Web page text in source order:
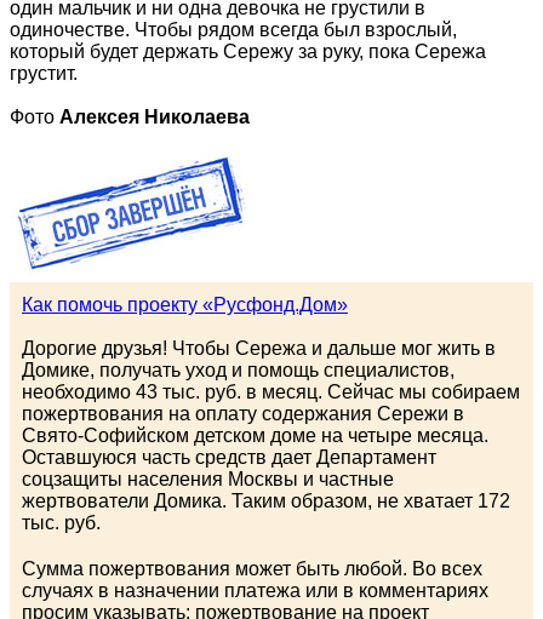
один мальчик и ни одна девочка не грустили в
одиночестве. Чтобы рядом всегда был взрослый,
который будет держать Сережу за руку, пока Сережа
грустит.
Фото Алексея Николаева
Как помочь проекту «Русфонд.Дом»
Дорогие друзья! Чтобы Сережа и дальше мог жить в
Домике, получать уход и помощь специалистов,
необходимо 43 тыс. руб. в месяц. Сейчас мы собираем
пожертвования на оплату содержания Сережи в
Свято-Софийском детском доме на четыре месяца.
Оставшуюся часть средств дает Департамент
соцзащиты населения Москвы и частные
жертвователи Домика. Таким образом, не хватает 172
тыс. руб.
Сумма пожертвования может быть любой. Во всех
случаях в назначении платежа или в комментариях
просим указывать: пожертвование на проект